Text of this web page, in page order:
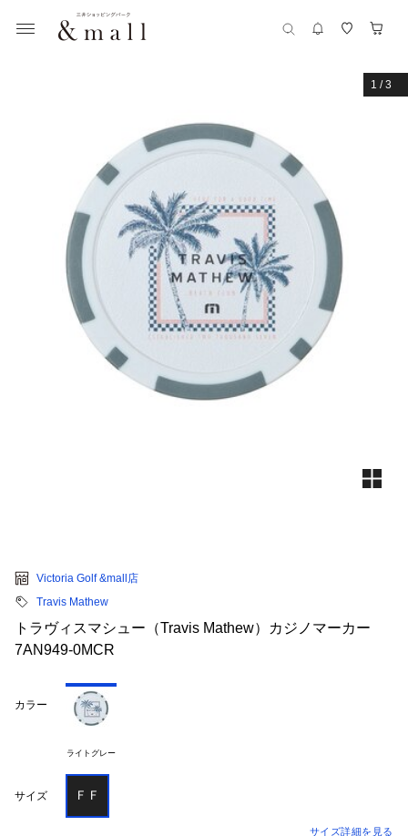
1 /3
Victoria Golf &mall店
Travis Mathew
トラヴィスマシュー（Travis Mathew）カジノマーカー
7AN949-0MCR
カラー
ライトグレー
サイズ ＦＦ
サイズ詳細を見る